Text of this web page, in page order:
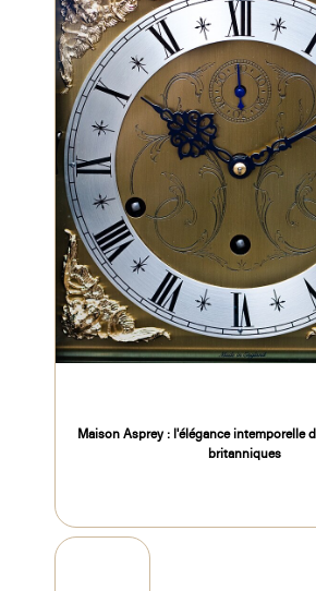
Maison Asprey : l'élégance intemporelle
britanniques